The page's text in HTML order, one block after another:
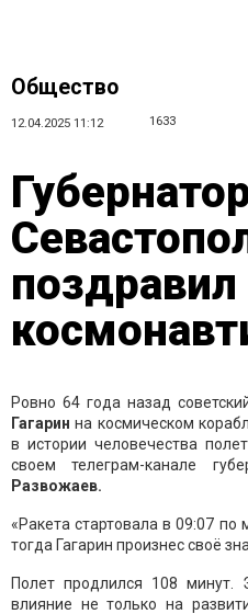
Общество
12.04.2025 11:12 1633
Ровно 64 года назад
Гагарин на космическом
в истории человечества
своем телеграм-канале
Развожаев.
«Ракета стартовала в 09:07
тогда Гагарин произнес своё
Полет продлился 108 минут.
влияние не только на